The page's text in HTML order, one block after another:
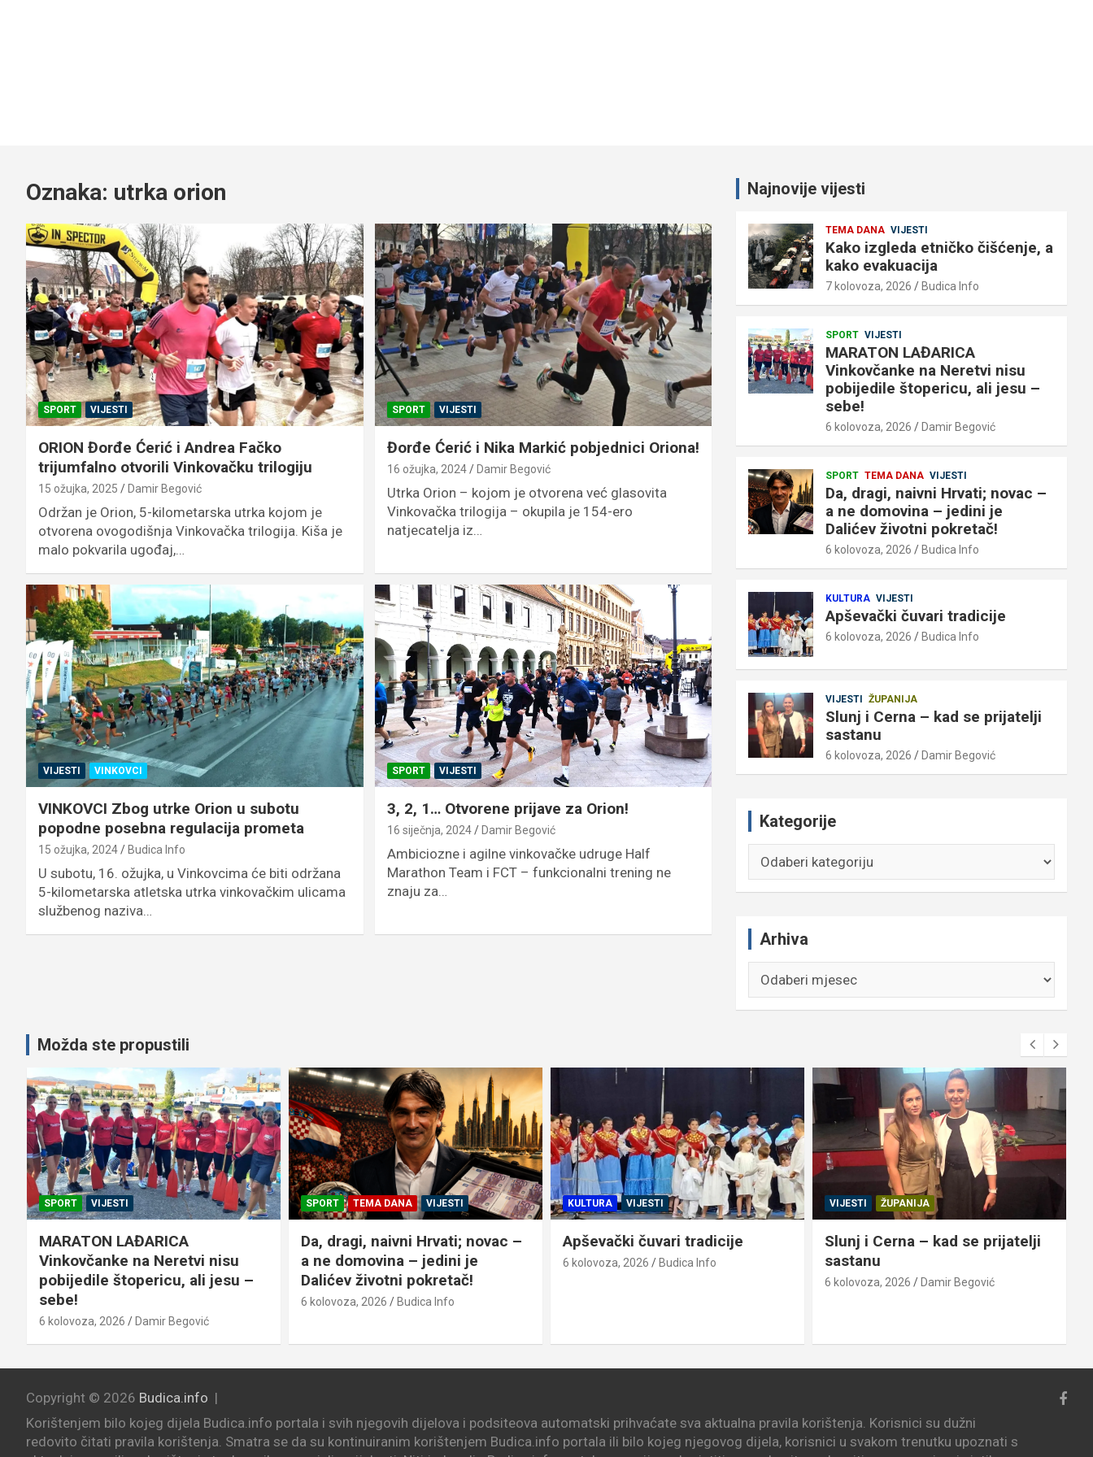
Oznaka: utrka orion
SPORT VIJESTI
ORION Đorđe Ćerić i Andrea Fačko
trijumfalno otvorili Vinkovačku trilogiju
15 ožujka, 2025 Damir Begović
Održan je Orion, 5-kilometarska utrka kojom je
otvorena ovogodišnja Vinkovačka trilogija. Kiša je
malo pokvarila ugođaj,…
SPORT VIJESTI
Đorđe Ćerić i Nika Markić pobjednici Oriona!
16 ožujka, 2024 Damir Begović
Utrka Orion – kojom je otvorena već glasovita
Vinkovačka trilogija – okupila je 154-ero
natjecatelja iz…
VIJESTI VINKOVCI
VINKOVCI Zbog utrke Orion u subotu
popodne posebna regulacija prometa
15 ožujka, 2024 Budica Info
U subotu, 16. ožujka, u Vinkovcima će biti održana
5-kilometarska atletska utrka vinkovačkim ulicama
službenog naziva…
SPORT VIJESTI
3, 2, 1… Otvorene prijave za Orion!
16 siječnja, 2024 Damir Begović
Ambiciozne i agilne vinkovačke udruge Half
Marathon Team i FCT – funkcionalni trening ne
znaju za…
Najnovije vijesti
TEMA DANA VIJESTI
Kako izgleda etničko čišćenje, a
kako evakuacija
7 kolovoza, 2026 Budica Info
SPORT VIJESTI
MARATON LAĐARICA
Vinkovčanke na Neretvi nisu
pobijedile štopericu, ali jesu –
sebe!
6 kolovoza, 2026 Damir Begović
SPORT TEMA DANA VIJESTI
Da, dragi, naivni Hrvati; novac –
a ne domovina – jedini je
Dalićev životni pokretač!
6 kolovoza, 2026 Budica Info
KULTURA VIJESTI
Apševački čuvari tradicije
6 kolovoza, 2026 Budica Info
VIJESTI ŽUPANIJA
Slunj i Cerna – kad se prijatelji
sastanu
6 kolovoza, 2026 Damir Begović
Kategorije
Arhiva
Možda ste propustili
SPORT VIJESTI
MARATON LAĐARICA
Vinkovčanke na Neretvi nisu
pobijedile štopericu, ali jesu –
sebe!
6 kolovoza, 2026 Damir Begović
SPORT TEMA DANA VIJESTI
Da, dragi, naivni Hrvati; novac –
a ne domovina – jedini je
Dalićev životni pokretač!
6 kolovoza, 2026 Budica Info
KULTURA VIJESTI
Apševački čuvari tradicije
6 kolovoza, 2026 Budica Info
VIJESTI ŽUPANIJA
Slunj i Cerna – kad se prijatelji
sastanu
6 kolovoza, 2026 Damir Begović
Copyright © 2026 Budica.info
Korištenjem bilo kojeg dijela Budica.info portala i svih njegovih dijelova i podsiteova automatski prihvaćate sva aktualna pravila korištenja. Korisnici su dužni
redovito čitati pravila korištenja. Smatra se da su kontinuiranim korištenjem Budica.info portala ili bilo kojeg njegovog dijela, korisnici u svakom trenutku upoznati s